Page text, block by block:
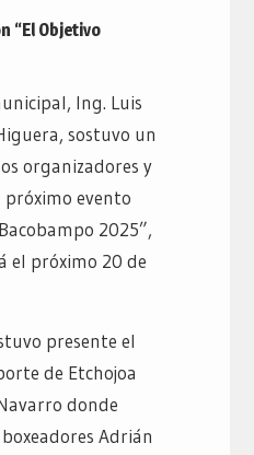
“El Objetivo
Ing. Luis
sostuvo un
organizadores y
evento
2025”,
el próximo 20 de
presente el
de Etchojoa
donde
Adrián